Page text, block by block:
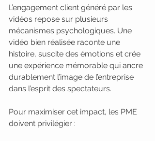
L’engagement client généré par les
vidéos repose sur plusieurs
mécanismes psychologiques. Une
vidéo bien réalisée raconte une
histoire, suscite des émotions et crée
une expérience mémorable qui ancre
durablement l’image de l’entreprise
dans l’esprit des spectateurs.
Pour maximiser cet impact, les PME
doivent privilégier :